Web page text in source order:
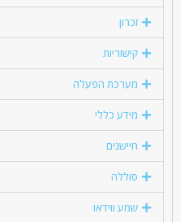
זכרון
קישוריות
מערכת הפעלה
מידע כללי
חיישנים
סוללה
שמע ווידאו